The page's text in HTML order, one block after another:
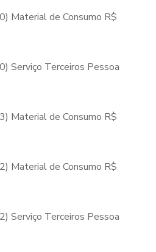
Material de Consumo R$
Serviço Terceiros Pessoa
Material de Consumo R$
Material de Consumo R$
Serviço Terceiros Pessoa